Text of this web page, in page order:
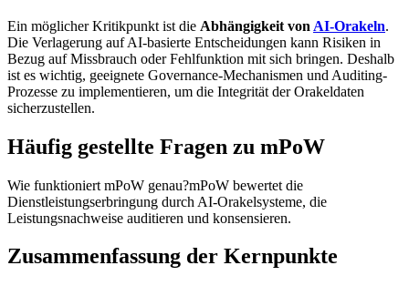
Ein möglicher Kritikpunkt ist die Abhängigkeit von AI-Orakeln.
Die Verlagerung auf AI-basierte Entscheidungen kann Risiken in
Bezug auf Missbrauch oder Fehlfunktion mit sich bringen. Deshalb
ist es wichtig, geeignete Governance-Mechanismen und Auditing-
Prozesse zu implementieren, um die Integrität der Orakeldaten
sicherzustellen.
Häufig gestellte Fragen zu mPoW
Wie funktioniert mPoW genau?mPoW bewertet die
Dienstleistungserbringung durch AI-Orakelsysteme, die
Leistungsnachweise auditieren und konsensieren.
Zusammenfassung der Kernpunkte